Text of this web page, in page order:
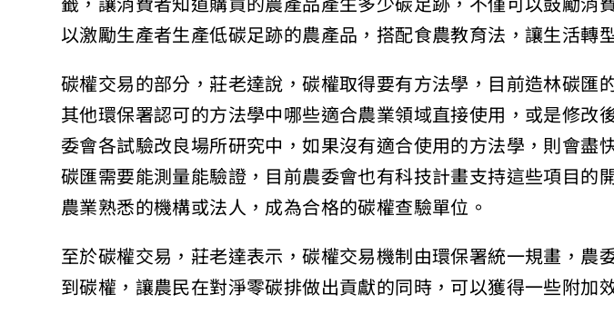
以激勵生產者生產低碳足跡的農產品，搭配食農教育法，讓生活轉
碳權交易的部分，莊老達說，碳權取得要有方法學，目前造林碳匯
其他環保署認可的方法學中哪些適合農業領域直接使用，或是修改
委會各試驗改良場所研究中，如果沒有適合使用的方法學，則會盡
碳匯需要能測量能驗證，目前農委會也有科技計畫支持這些項目的
農業熟悉的機構或法人，成為合格的碳權查驗單位。
至於碳權交易，莊老達表示，碳權交易機制由環保署統一規畫，農
到碳權，讓農民在對淨零碳排做出貢獻的同時，可以獲得一些附加